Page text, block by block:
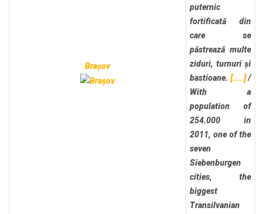
Brașov
puternic
fortificată din
care se
păstrează multe
ziduri, turnuri și
bastioane. […..]/
With a
population of
254.000 in
2011, one of the
seven
Siebenburgen
cities, the
biggest
Transilvanian